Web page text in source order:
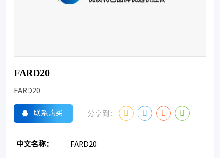
FARD20
FARD20
联系购买 分享到：
中文名称： FARD20